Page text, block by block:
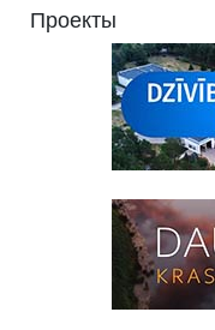
Проекты